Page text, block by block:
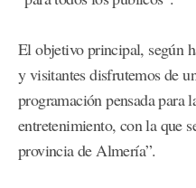
El objetivo principal, según
y visitantes disfrutemos de
programación pensada para
entretenimiento, con la que
provincia de Almería”.